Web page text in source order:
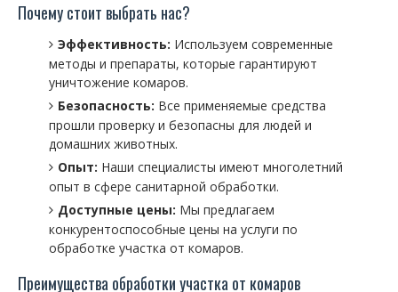
Почему стоит выбрать нас?
Эффективность: Используем современные
методы и препараты, которые гарантируют
уничтожение комаров.
Безопасность: Все применяемые средства
прошли проверку и безопасны для людей и
домашних животных.
Опыт: Наши специалисты имеют многолетний
опыт в сфере санитарной обработки.
Доступные цены: Мы предлагаем
конкурентоспособные цены на услуги по
обработке участка от комаров.
Преимущества обработки участка от комаров